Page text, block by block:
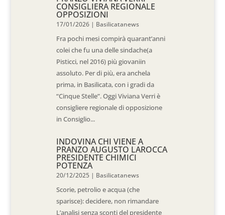
CONSIGLIERA REGIONALE
OPPOSIZIONI
17/01/2026 | Basilicatanews
Fra pochi mesi compirà quarant’anni
colei che fu una delle sindache(a
Pisticci, nel 2016) più giovaniin
assoluto. Per di più, era anchela
prima, in Basilicata, con i gradi da
“Cinque Stelle”. Oggi Viviana Verri è
consigliere regionale di opposizione
in Consiglio...
INDOVINA CHI VIENE A
PRANZO AUGUSTO LAROCCA
PRESIDENTE CHIMICI
POTENZA
20/12/2025 | Basilicatanews
Scorie, petrolio e acqua (che
sparisce): decidere, non rimandare
L’analisi senza sconti del presidente